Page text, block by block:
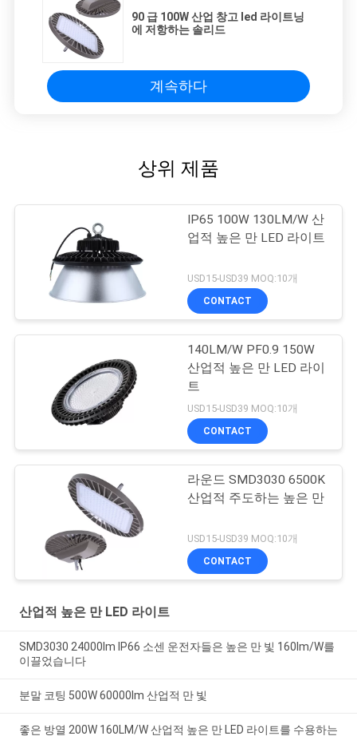
90 급 100W 산업 창고 led 라이트닝
에 저항하는 솔리드
계속하다
상위 제품
IP65 100W 130LM/W 산
업적 높은 만 LED 라이트
USD15-USD39 MOQ:10개
CONTACT
140LM/W PF0.9 150W
산업적 높은 만 LED 라이
트
USD15-USD39 MOQ:10개
CONTACT
라운드 SMD3030 6500K
산업적 주도하는 높은 만
USD15-USD39 MOQ:10개
CONTACT
산업적 높은 만 LED 라이트
SMD3030 24000lm IP66 소센 운전자들은 높은 만 빛 160lm/W를
이끌었습니다
분말 코팅 500W 60000lm 산업적 만 빛
좋은 방열 200W 160LM/W 산업적 높은 만 LED 라이트를 수용하는